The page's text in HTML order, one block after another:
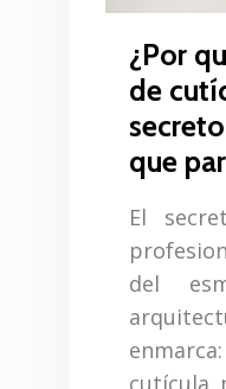
¿Por
de
que
El
del
cutícula